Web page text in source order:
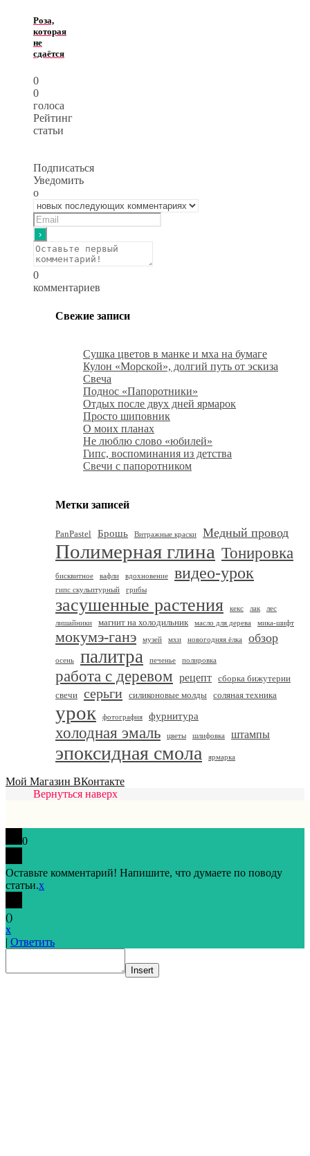
Роза,
которая
не
сдаётся
0
0
голоса
Рейтинг
статьи
Подписаться
Уведомить
о
0
комментариев
Свежие записи
Сушка цветов в манке и мха на бумаге
Кулон «Морской», долгий путь от эскиза
Свеча
Поднос «Папоротники»
Отдых после двух дней ярмарок
Просто шиповник
О моих планах
Не люблю слово «юбилей»
Гипс, воспоминания из детства
Свечи с папоротником
Метки записей
PanPastel Брошь Витражные краски Медный провод
Полимерная глина Тонировка
бисквитное вафли вдохновение видео-урок
гипс скульптурный грибы
засушенные растения кекс лак
лес
лишайники
магнит на холодильник масло для дерева мика-шифт
мокумэ-ганэ музей мхи новогодняя ёлка обзор
осень палитра печенье полировка
работа с деревом рецепт сборка бижутерии
свечи серьги силиконовые молды соляная техника
урок фотография фурнитура
холодная эмаль цветы шлифовка штампы
эпоксидная смола ярмарка
Мой Магазин ВКонтакте
Вернуться наверх
0
Оставьте комментарий! Напишите, что думаете по поводу
статьи.x
()
x
| Ответить
Insert